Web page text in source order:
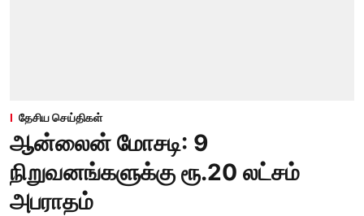
தேசிய செய்திகள்
ஆன்லைன் மோசடி: 9
நிறுவனங்களுக்கு ரூ.20 லட்சம்
அபராதம்